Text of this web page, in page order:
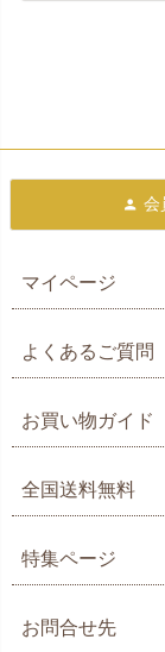
会
マイページ
よくあるご質問
お買い物ガイド
全国送料無料
特集ページ
お問合せ先